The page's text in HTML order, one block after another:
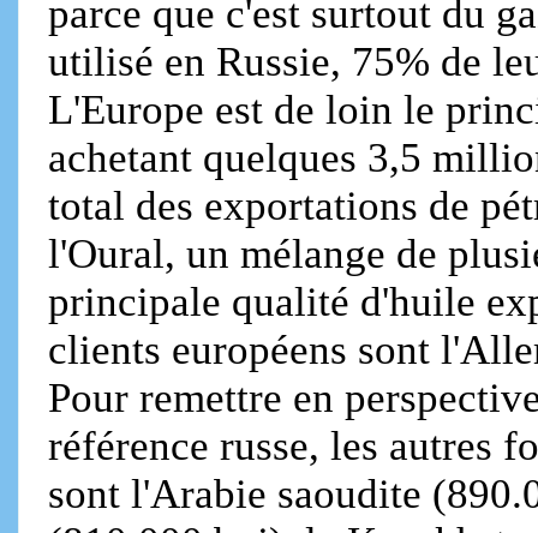
parce que c'est surtout du
utilisé en Russie, 75% de
L'Europe est de loin le
achetant quelques 3,5
total des exportations de
l'Oural, un mélange de
principale qualité d'huile
clients européens sont
Pour remettre en
référence russe, les autres
sont l'Arabie saoudite